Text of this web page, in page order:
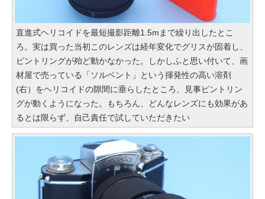
直進式ヘリコイドを最短撮影距離1.5mまで繰り出したとこ
ろ。実は買った当初このレンズは経年変化でグリスが固着し、
ピントリングが殆ど動かなかった。しかしふと思い付いて、画
材屋で売っている「ソルベント」という揮発性の高い溶剤
(右）をヘリコイドの隙間に垂らしたところ、見事ピントリン
グが動くようになった。もちろん、どんなレンズにも効果があ
るとは限らず、自己責任で試していただきたい